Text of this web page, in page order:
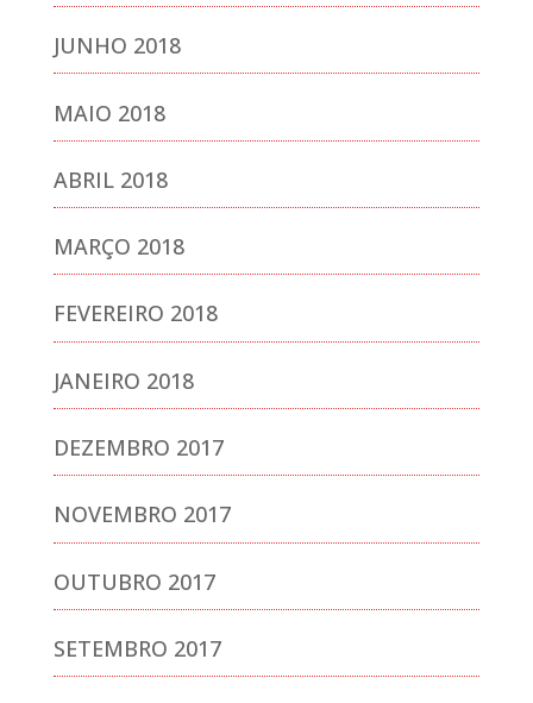
JUNHO 2018
MAIO 2018
ABRIL 2018
MARÇO 2018
FEVEREIRO 2018
JANEIRO 2018
DEZEMBRO 2017
NOVEMBRO 2017
OUTUBRO 2017
SETEMBRO 2017